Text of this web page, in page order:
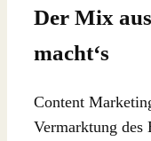
Der Mix
macht‘s
Content
Vermarktung des